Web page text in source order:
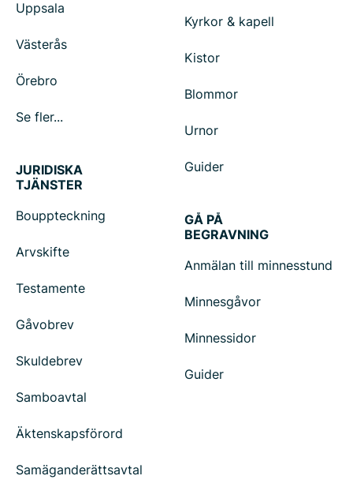
Uppsala
Västerås
Örebro
Se fler...
Kyrkor & kapell
Kistor
Blommor
Urnor
Guider
JURIDISKA
TJÄNSTER
Bouppteckning
Arvskifte
Testamente
Gåvobrev
Skuldebrev
Samboavtal
Äktenskapsförord
Samäganderättsavtal
GÅ PÅ
BEGRAVNING
Anmälan till minnesstund
Minnesgåvor
Minnessidor
Guider